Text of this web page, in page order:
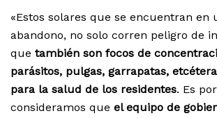
«Estos solares que se encuentran en
abandono, no solo corren peligro de
que también son focos de
parásitos, pulgas, garrapatas,
para la salud de los residentes. Es
consideramos que el equipo de